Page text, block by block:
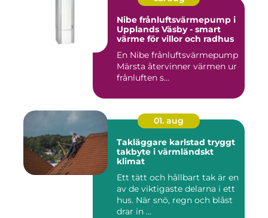
Nibe frånluftsvärmepump i
Upplands Väsby - smart
värme för villor och radhus
En Nibe frånluftsvärmepump
Märsta återvinner värmen ur
frånluften s...
01. aug
Takläggare karlstad tryggt
takbyte i värmländskt
klimat
Ett tätt och hållbart tak är en
av de viktigaste delarna i ett
hus. När snö, regn och blåst
drar in ...